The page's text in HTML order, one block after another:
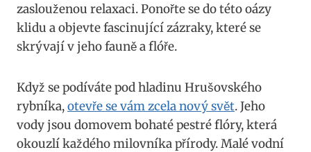
zaslouženou relaxaci. Ponořte se do této oázy
klidu a objevte fascinující zázraky, které se
skrývají v jeho fauně a flóře.
Když se podíváte pod hladinu Hrušovského
rybníka,otevře se vám zcela nový svět. Jeho
vody jsou domovem bohaté pestré flóry, která
okouzlí každého milovníka přírody. Malé vodní